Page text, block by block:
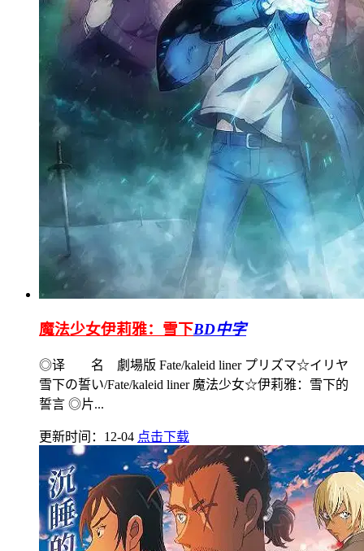
魔法少女伊莉雅：雪下BD中字
◎译 名 劇場版 Fate/kaleid liner プリズマ☆イリヤ
雪下の誓い/Fate/kaleid liner 魔法少女☆伊莉雅：雪下的
誓言 ◎片...
更新时间：12-04 点击下载